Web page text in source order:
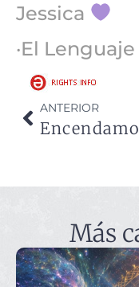
Jessica
·El
ANTERIOR
Más